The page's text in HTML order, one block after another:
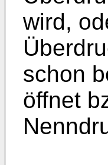
wird,
schon
öffnet